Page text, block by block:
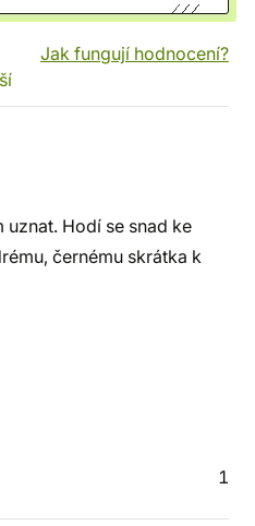
Jak fungují hodnocení?
uznat. Hodí se snad ke
černému skrátka k
1